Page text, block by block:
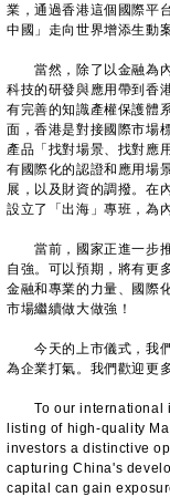
業，通過香港這個國際平
中國」走向世界增添生動案
當然，除了以金融為內
科技的研發與應用帶到香
有完善的知識產權保護體
面，香港是對接國際市場
產品「找對場景、找對應
有國際化的認證和應用場
展，以及財資的調撥。在
設立了「出海」專班，為
當前，國家正進一步推
自強。可以預期，將有更
金融和專業的力量、國際
市場繼續做大做強！
今天的上市儀式，我們
為企業打氣。我們歡迎更
To our international
listing of high-quality
investors a distinctive
capturing China's
capital can gain